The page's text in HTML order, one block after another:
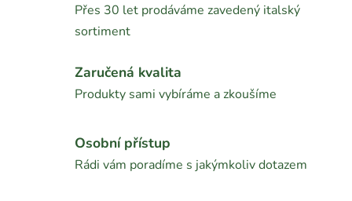
Přes 30 let prodáváme zavedený italský
sortiment
Zaručená kvalita
Produkty sami vybíráme a zkoušíme
Osobní přístup
Rádi vám poradíme s jakýmkoliv dotazem